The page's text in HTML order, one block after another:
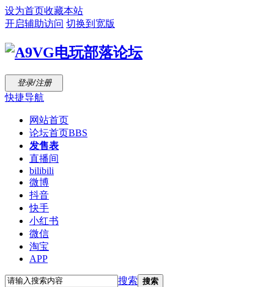
设为首页收藏本站
开启辅助访问 切换到宽版
登录/注册
快捷导航
网站首页
论坛首页BBS
发售表
直播间
bilibili
微博
抖音
快手
小红书
微信
淘宝
APP
搜索 搜索